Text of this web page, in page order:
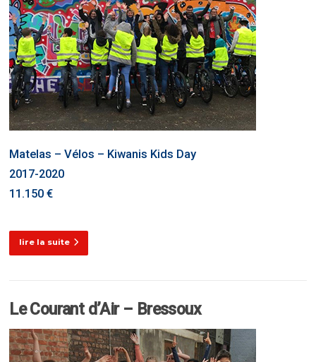
Matelas – Vélos – Kiwanis Kids Day
2017-2020
11.150 €
lire la suite
Le Courant d’Air – Bressoux